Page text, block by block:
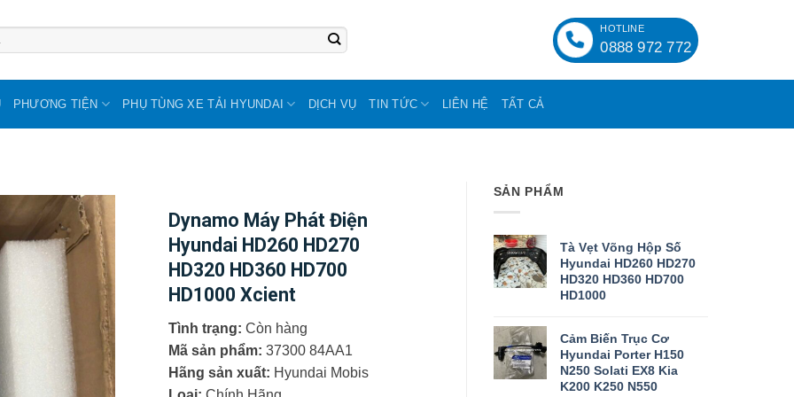
HOTLINE
0888 972 772
PHƯƠNG TIỆN PHỤ TÙNG XE TẢI HYUNDAI DỊCH VỤ TIN TỨC LIÊN HỆ TẤT CẢ
SẢN PHẨM
Tà Vẹt Võng Hộp Số
Hyundai HD260 HD270
HD320 HD360 HD700
HD1000
Cảm Biến Trục Cơ
Hyundai Porter H150
N250 Solati EX8 Kia
K200 K250 N550
Dynamo Máy Phát Điện
Hyundai HD260 HD270
HD320 HD360 HD700
HD1000 Xcient
Tình trạng:Còn hàng
Mã sản phẩm:37300 84AA1
Hãng sản xuất: Hyundai Mobis